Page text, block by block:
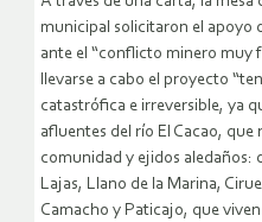
municipal solicitaron el apoyo
ante el “conflicto minero muy
llevarse a cabo el proyecto
catastrófica e irreversible, ya
afluentes del río El Cacao, que
comunidad y ejidos aledaños:
Lajas, Llano de la Marina,
Camacho y Paticajo, que